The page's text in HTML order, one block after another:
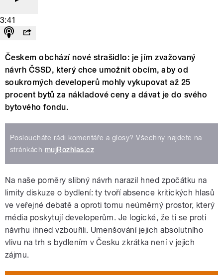
3:41
Českem obchází nové strašidlo: je jím zvažovaný
návrh ČSSD, který chce umožnit obcím, aby od
soukromých developerů mohly vykupovat až 25
procent bytů za nákladové ceny a dávat je do svého
bytového fondu.
Posloucháte rádi komentáře a glosy? Všechny najdete na
stránkách mujRozhlas.cz
Na naše poměry slibný návrh narazil hned zpočátku na
limity diskuze o bydlení: ty tvoří absence kritických hlasů
ve veřejné debatě a oproti tomu neúměrný prostor, který
média poskytují developerům. Je logické, že ti se proti
návrhu ihned vzbouřili. Umenšování jejich absolutního
vlivu na trh s bydlením v Česku zkrátka není v jejich
zájmu.